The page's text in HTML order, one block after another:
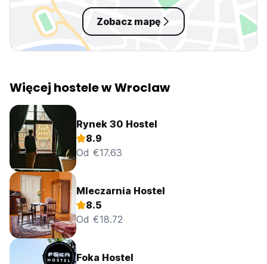
Zobacz mapę
Więcej hostele w Wroclaw
Rynek 30 Hostel
8.9
Od €17.63
Mleczarnia Hostel
8.5
Od €18.72
Foka Hostel